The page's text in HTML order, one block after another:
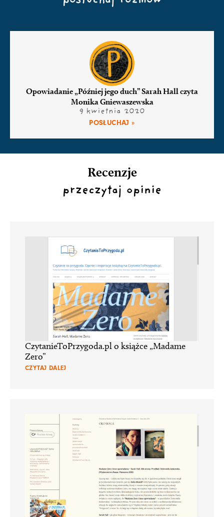
Opowiadanie „Później jego duch” Sarah Hall czyta
Monika Gniewaszewska
9 kwietnia 2020
POSŁUCHAJ »
Recenzje
przeczytaj opinie
CzytanieToPrzygoda.pl o książce „Madame
Zero”
CZYTAJ DALEJ